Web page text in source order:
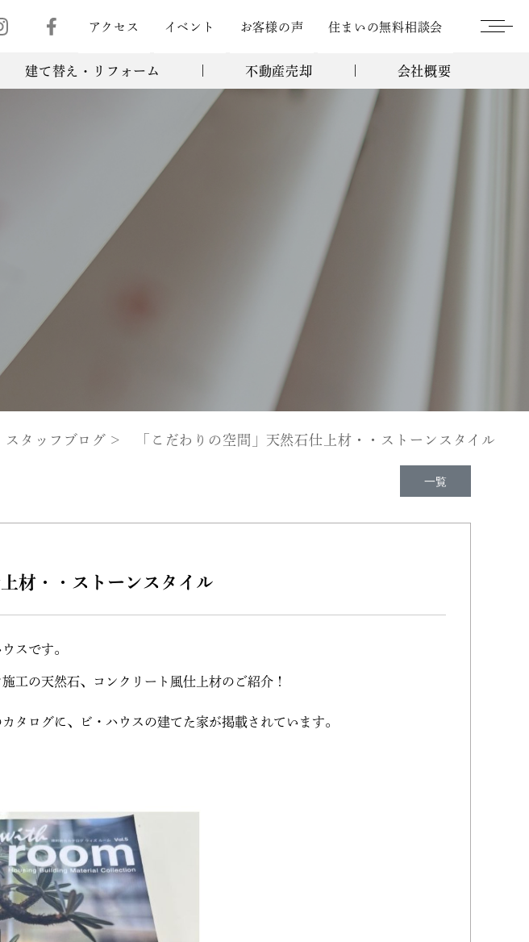
アクセス イベント お客様の声 住まいの無料相談会
建て替え・リフォーム 不動産売却 会社概要
スタッフブログ 「こだわりの空間」天然石仕上材・・ストーンスタイル
一覧
材・・ストーンスタイル
スです。
工の天然石、コンクリート風仕上材のご紹介！
タログに、ビ・ハウスの建てた家が掲載されています。